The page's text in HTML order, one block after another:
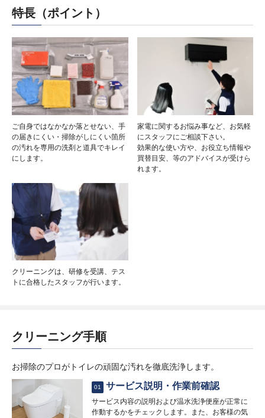
特長（ポイント）
ご自身ではなかなか落とせない、手
の届きにくい・掃除がしにくい箇所
の汚れを専用の洗剤と道具でキレイ
にします。
家電に関するお悩み事など、お気軽
にスタッフにご相談下さい。
効果的な使い方や、お役立ち情報や
買替目安、等のアドバイスが受けら
れます。
クリーニングは、研修を受講、テス
トに合格したスタッフが行います。
クリーニング手順
お掃除のプロがトイレの頑固な汚れを徹底洗浄します。
01 サービス説明・作業前確認
サービス内容の説明および温水洗浄便座が正常に
作動するかをチェックします。また、お客様の気